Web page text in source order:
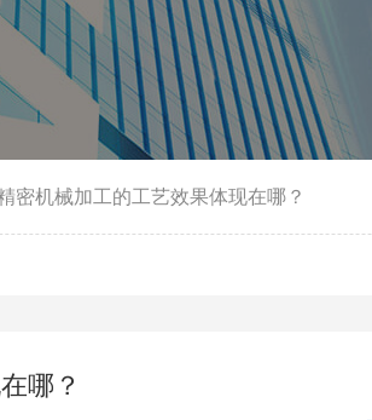
密机械加工的工艺效果体现在哪？
哪？